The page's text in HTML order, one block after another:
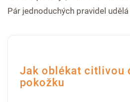
Pár jednoduchých pravidel
Jak oblékat citlivou
pokožku